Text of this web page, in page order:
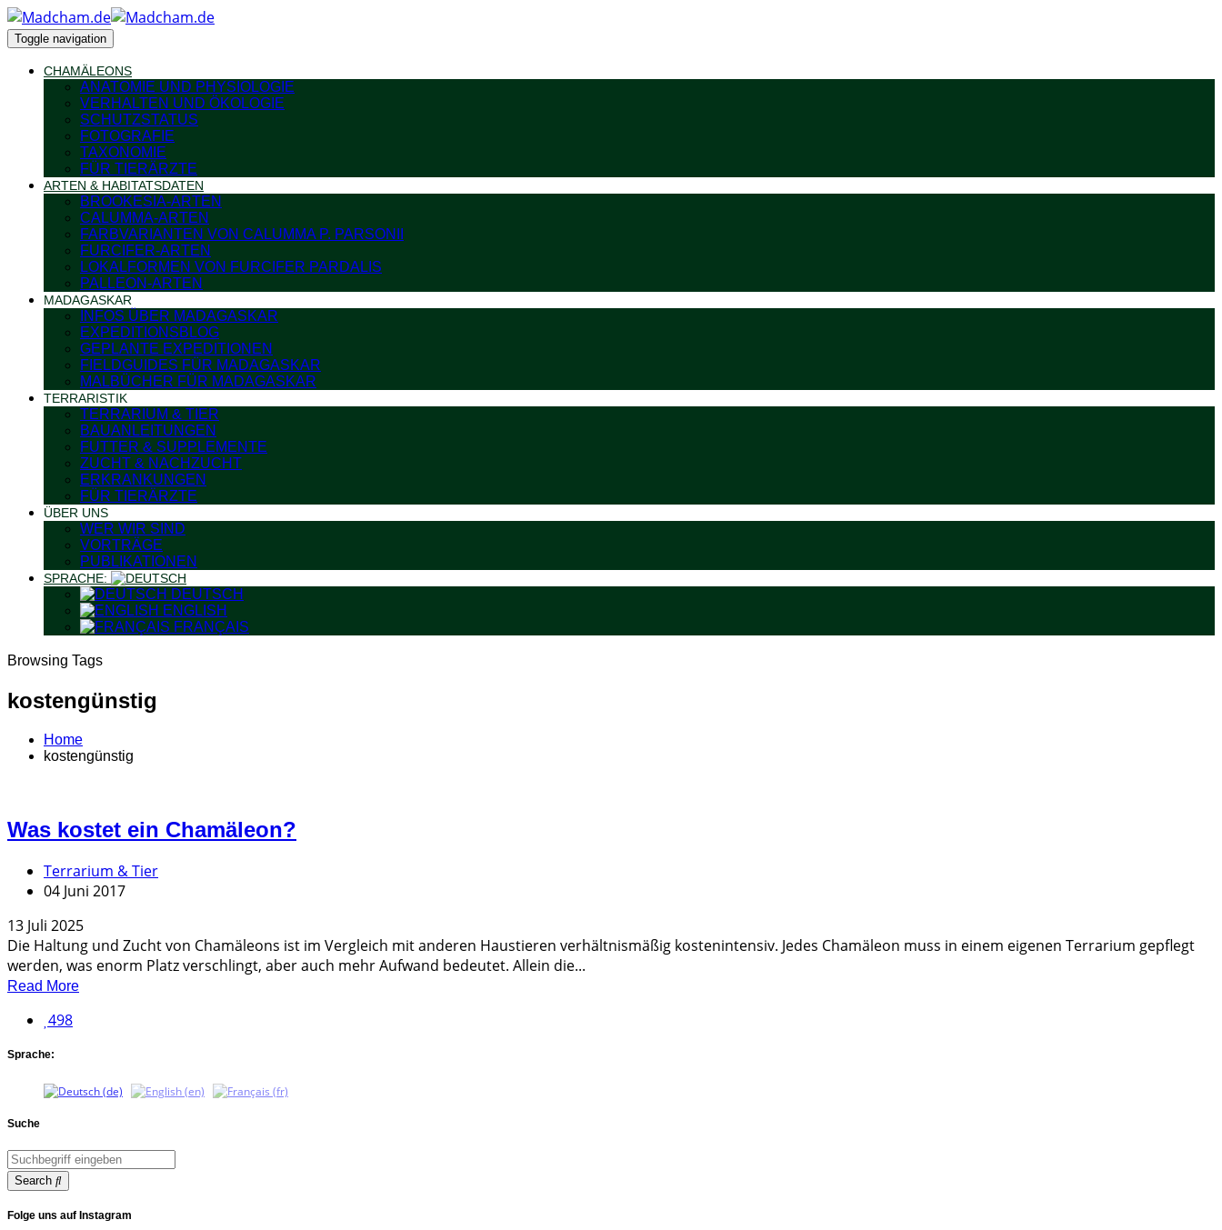
Toggle navigation
CHAMÄLEONS
ANATOMIE UND PHYSIOLOGIE
VERHALTEN UND ÖKOLOGIE
SCHUTZSTATUS
FOTOGRAFIE
TAXONOMIE
FÜR TIERÄRZTE
ARTEN & HABITATSDATEN
BROOKESIA-ARTEN
CALUMMA-ARTEN
FARBVARIANTEN VON CALUMMA P. PARSONII
FURCIFER-ARTEN
LOKALFORMEN VON FURCIFER PARDALIS
PALLEON-ARTEN
MADAGASKAR
INFOS ÜBER MADAGASKAR
EXPEDITIONSBLOG
GEPLANTE EXPEDITIONEN
FIELDGUIDES FÜR MADAGASKAR
MALBÜCHER FÜR MADAGASKAR
TERRARISTIK
TERRARIUM & TIER
BAUANLEITUNGEN
FUTTER & SUPPLEMENTE
ZUCHT & NACHZUCHT
ERKRANKUNGEN
FÜR TIERÄRZTE
ÜBER UNS
WER WIR SIND
VORTRÄGE
PUBLIKATIONEN
SPRACHE:
DEUTSCH
ENGLISH
FRANÇAIS
Browsing Tags
kostengünstig
Home
kostengünstig
Was kostet ein Chamäleon?
Terrarium & Tier
04 Juni 2017
13 Juli 2025
Die Haltung und Zucht von Chamäleons ist im Vergleich mit anderen Haustieren verhältnismäßig kostenintensiv. Jedes Chamäleon muss in einem eigenen Terrarium gepflegt
werden, was enorm Platz verschlingt, aber auch mehr Aufwand bedeutet. Allein die...
Read More
498
Sprache:
Suche
Search
Folge uns auf Instagram